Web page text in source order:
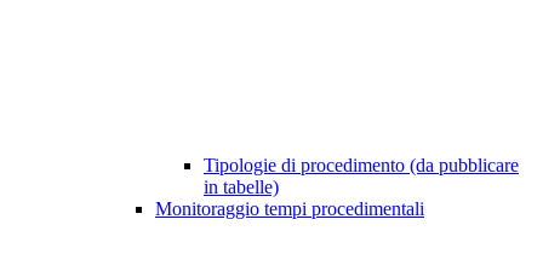
Tipologie di procedimento (da pubblicare
in tabelle)
Monitoraggio tempi procedimentali